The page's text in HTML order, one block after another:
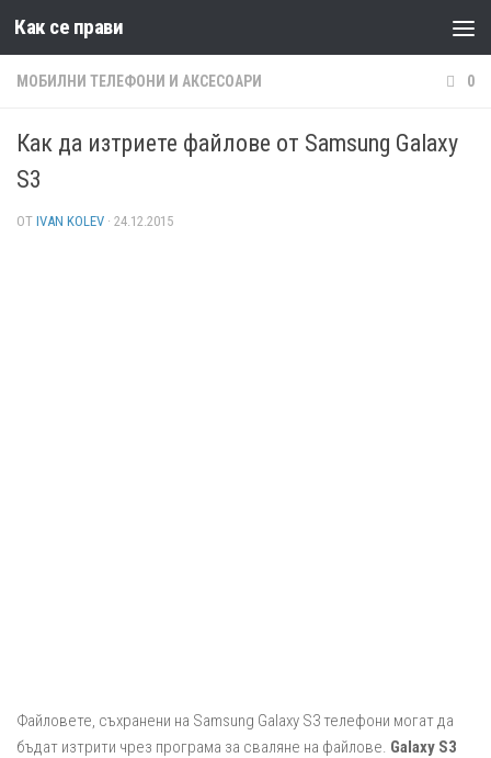
Към съдържанието
Как се прави
МОБИЛНИ ТЕЛЕФОНИ И АКСЕСОАРИ 0
Как да изтриете файлове от Samsung Galaxy
S3
ОТ IVAN KOLEV · 24.12.2015
Файловете, съхранени на Samsung Galaxy S3 телефони могат да
бъдат изтрити чрез програма за сваляне на файлове. Galaxy S3